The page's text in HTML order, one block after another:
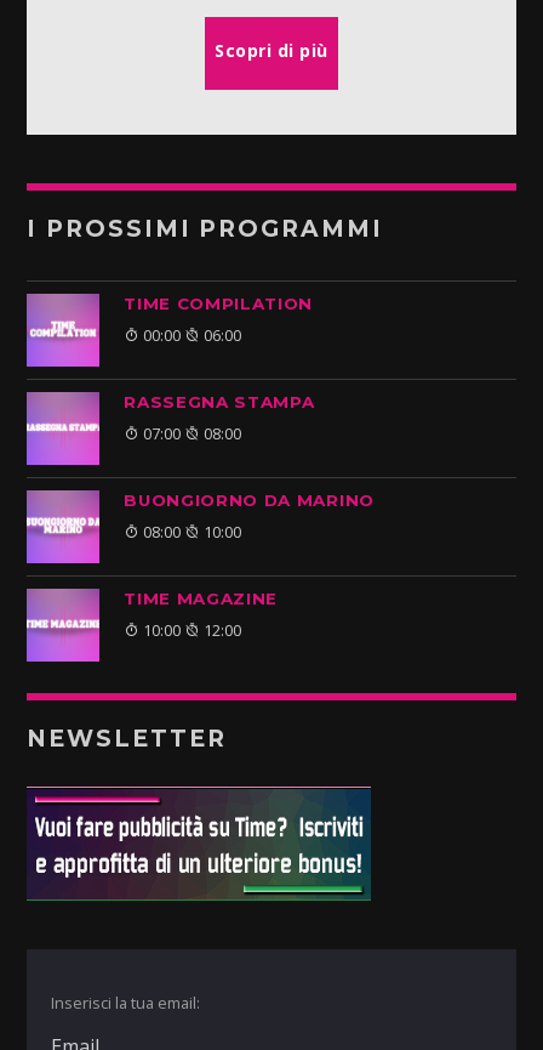
Scopri di più
I PROSSIMI PROGRAMMI
TIME COMPILATION
00:00 06:00
RASSEGNA STAMPA
07:00 08:00
BUONGIORNO DA MARINO
08:00 10:00
TIME MAGAZINE
10:00 12:00
NEWSLETTER
Inserisci la tua email: